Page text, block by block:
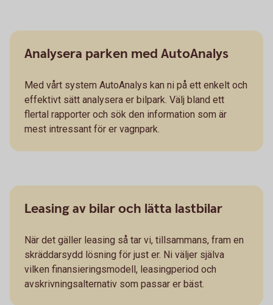
Analysera parken med AutoAnalys
Med vårt system AutoAnalys kan ni på ett enkelt och
effektivt sätt analysera er bilpark. Välj bland ett
flertal rapporter och sök den information som är
mest intressant för er vagnpark.
Leasing av bilar och lätta lastbilar
När det gäller leasing så tar vi, tillsammans, fram en
skräddarsydd lösning för just er. Ni väljer själva
vilken finansieringsmodell, leasingperiod och
avskrivningsalternativ som passar er bäst.